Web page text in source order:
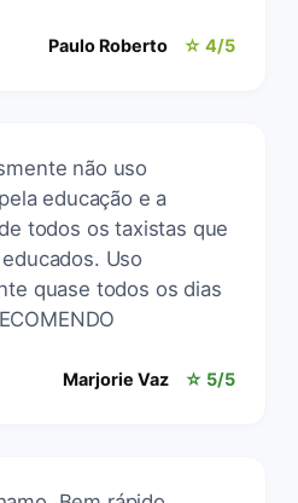
Paulo Roberto ☆ 4/5
não uso
educação e a
todos os taxistas que
Uso
quase todos os dias
Marjorie Vaz ☆ 5/5